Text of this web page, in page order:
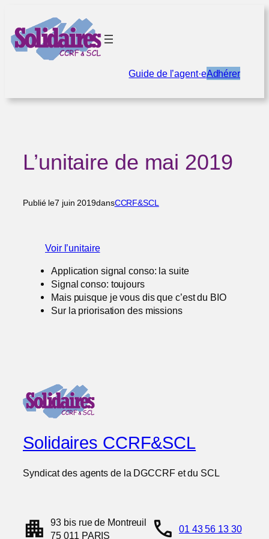
contenu
Guide de l’agent·eAdhérer
L’unitaire de mai 2019
Publié le7 juin 2019dansCCRF&SCL
Voir l’unitaire
Application signal conso: la suite
Signal conso: toujours
Mais puisque je vous dis que c’est du BIO
Sur la priorisation des missions
Solidaires CCRF&SCL
Syndicat des agents de la DGCCRF et du SCL
apartment
93 bis rue de Montreuil
75 011 PARIS
call 01 43 56 13 30